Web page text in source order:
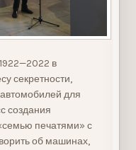
в
секретности,
для
создания
печатями» с
об машинах,